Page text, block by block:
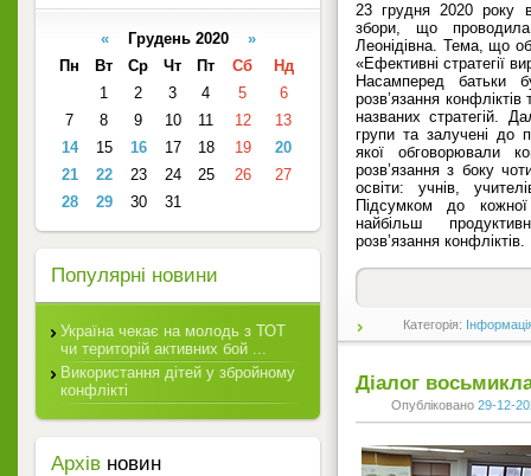
23 грудня 2020 року в
збори, що проводила
Леонідівна. Тема, що
«Ефективні стратегії
Насамперед батьки
розв’язання
названих стратегій.
групи та залучені до
якої обговорювали
розв’язання з боку
освіти: учнів,
Підсумком до кожної
найбільш
розв’язання конфліктів.
Категорія:
Діалог
Опубліковано 29-12-
«Грудень 2020 »
Пн
Вт Ср Чт Пт Сб
Нд
1
2 3 4 5
6
7
8 9 10 11 12
13
14
15 16 17 18 19
20
21
22 23 24 25 26
27
28
29 30 31
Популярні новини
Україна чекає на молодь з ТОТ
чи територій активних бой ...
Використання дітей у збройному
конфлікті
Архів новин